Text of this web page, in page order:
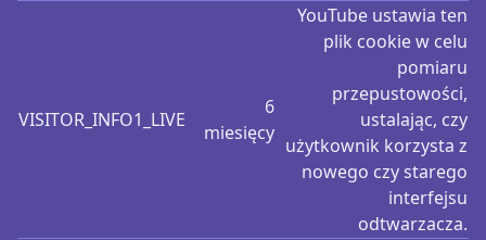
VISITOR_INFO1_LIVE
6
miesięcy
YouTube ustawia ten
plik cookie w celu
pomiaru
przepustowości,
ustalając, czy
użytkownik korzysta z
nowego czy starego
interfejsu
odtwarzacza.